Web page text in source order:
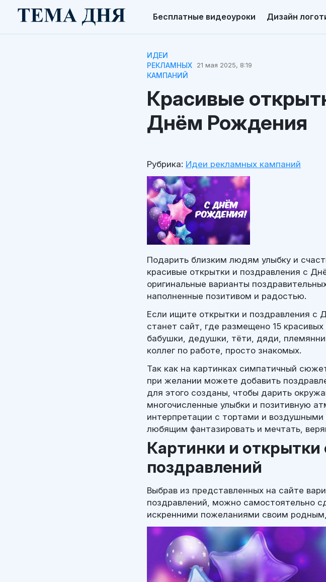
Бесплатные видеоуроки Дизайн
ИДЕИ
РЕКЛАМНЫХ
КАМПАНИЙ
21 мая 2025, 8:19
Красивые
Днём Рождения
Рубрика: Идеи рекламных кампаний
Подарить близким людям улыбку и
красивые открытки и поздравления с
оригинальные варианты
наполненные позитивом и радостью.
Если ищите открытки и поздравления с
станет сайт, где размещено 15
бабушки, дедушки, тёти, дяди,
коллег по работе, просто знакомых.
Так как на картинках симпатичный
при желании можете добавить
для этого созданы, чтобы дарить
многочисленные улыбки и позитивную
интерпретации с тортами и
любящим фантазировать и мечтать,
Картинки и
поздравлений
Выбрав из представленных на сайте
поздравлений, можно самостоятельно
искренними пожеланиями своим